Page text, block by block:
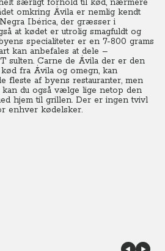
særligt forhold til kød, nærmere
omkring Ávila er nemlig kendt
Ibérica, der græsser i
at kødet er utrolig smagfuldt og
specialiteter er en 7-800 grams
kan anbefales at dele –
sulten. Carne de Ávila der er den
fra Ávila og omegn, kan
fleste af byens restauranter, men
kan du også vælge lige netop den
hjem til grillen. Der er ingen tvivl
enhver kødelsker.